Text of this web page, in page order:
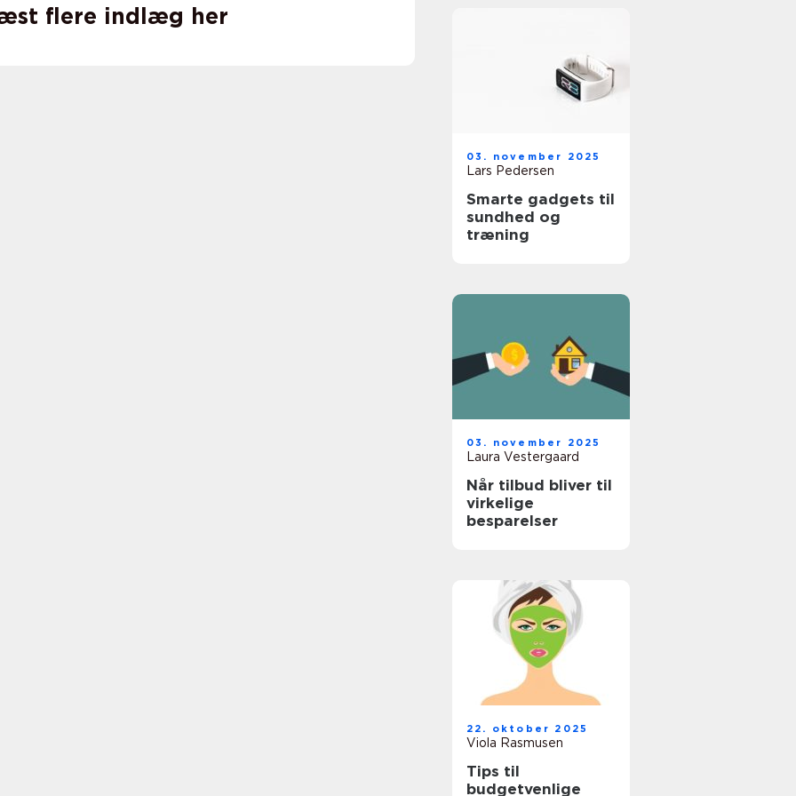
flere indlæg her
03. november 2025
Lars Pedersen
Smarte gadgets til
sundhed og
træning
03. november 2025
Laura Vestergaard
Når tilbud bliver til
virkelige
besparelser
22. oktober 2025
Viola Rasmusen
Tips til
budgetvenlige